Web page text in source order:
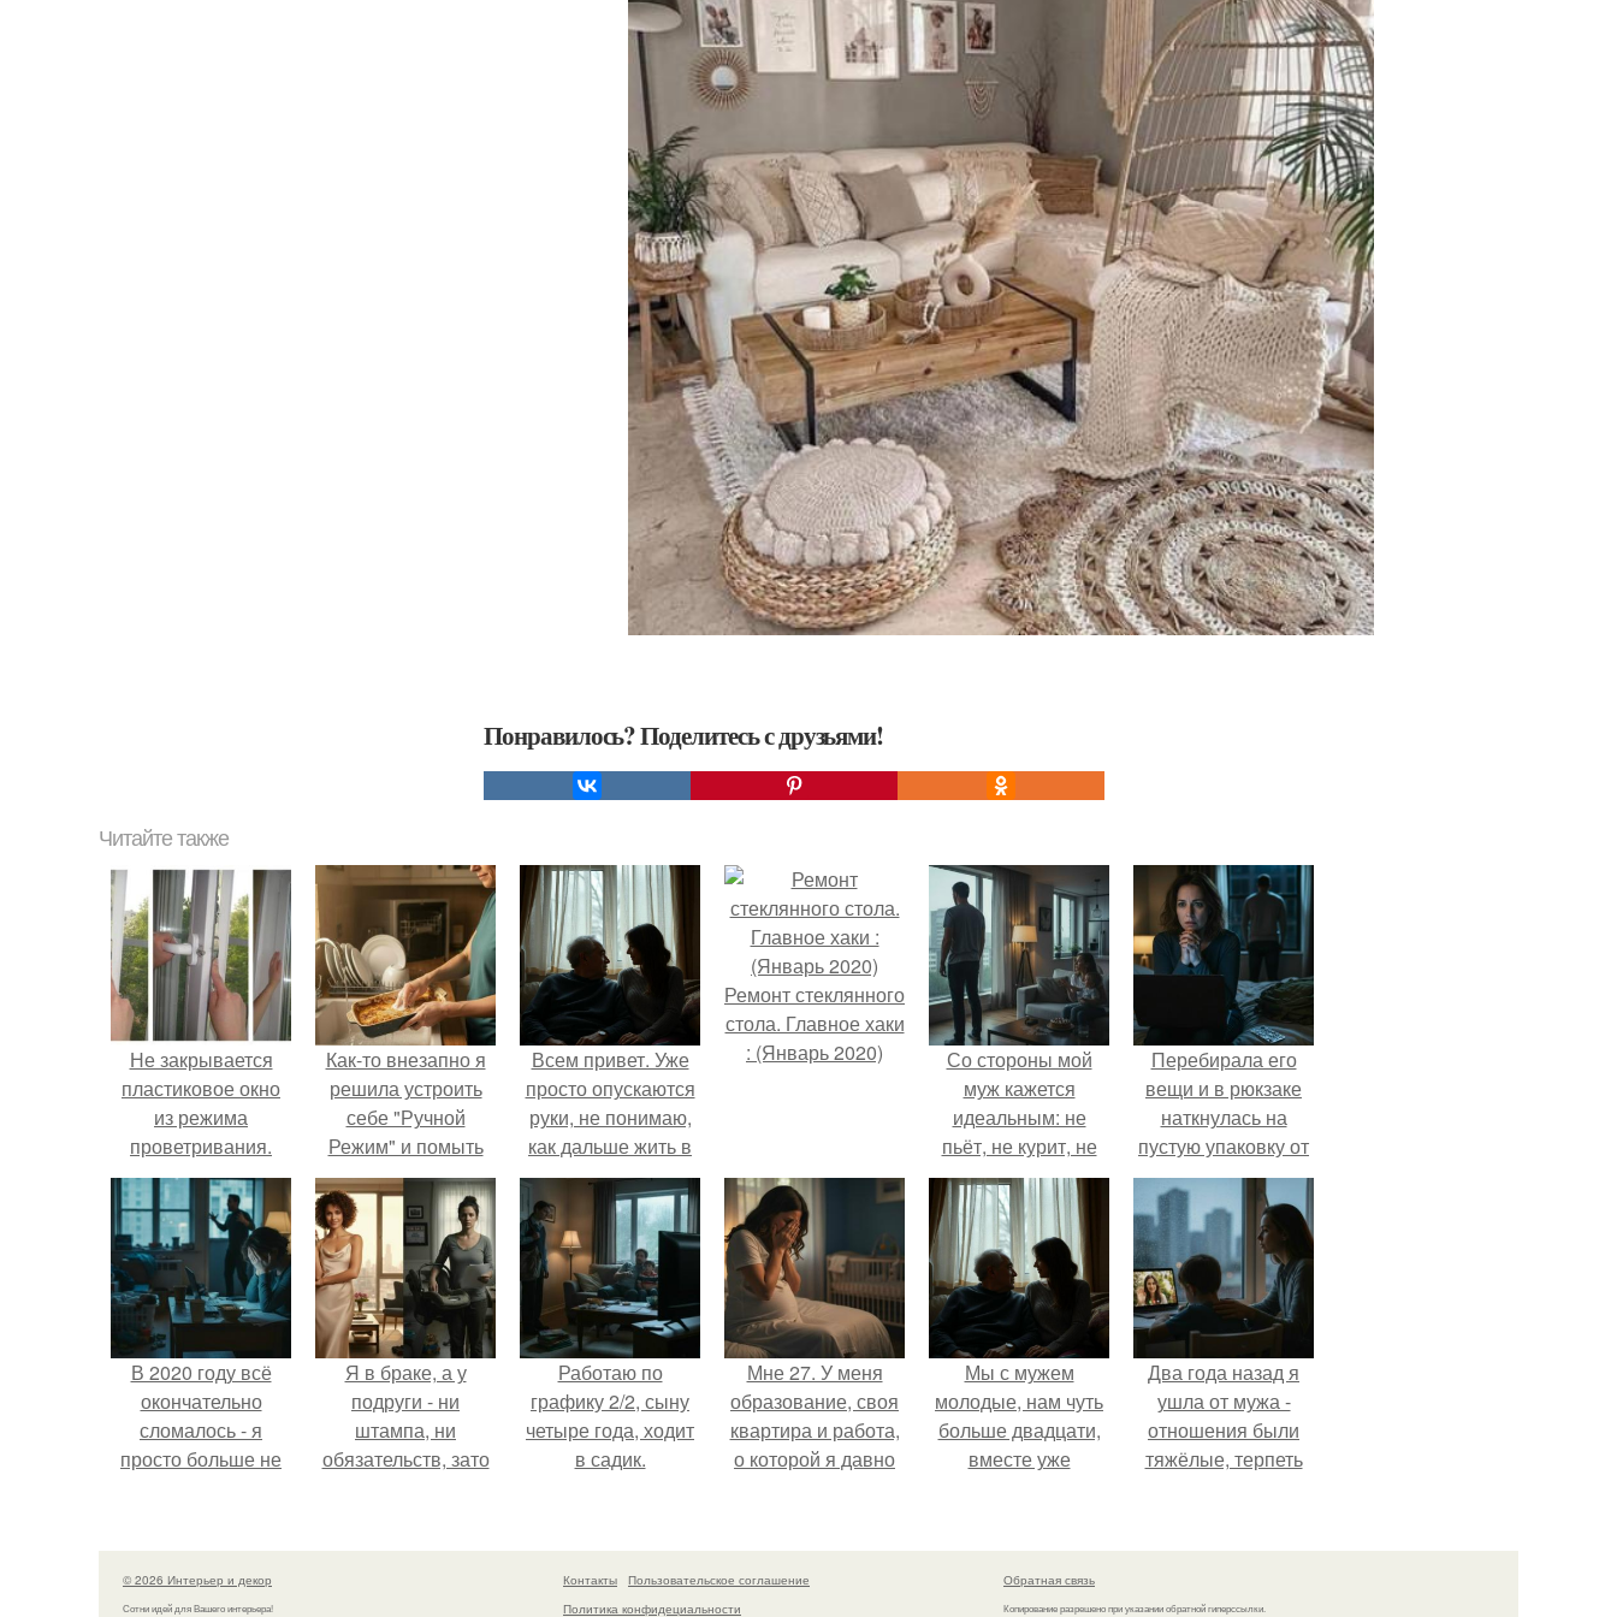
Понравилось? Поделитесь с друзьями!
Читайте также
Не закрывается
пластиковое окно
из режима
проветривания.
Ручку заклинило в
верхнем, откидном
положении
Как-то внезапно я
решила устроить
себе "Ручной
Режим" и помыть
посуду без помощи
техники.
Всем привет. Уже
просто опускаются
руки, не понимаю,
как дальше жить в
этой ситуации.
Ремонт стеклянного
стола. Главное хаки
: (Январь 2020)
Со стороны мой
муж кажется
идеальным: не
пьёт, не курит, не
даёт поводов для
ревности, с
ребёнком
справляется
отлично, да и
готовит лучше
многих.
Перебирала его
вещи и в рюкзаке
наткнулась на
пустую упаковку от
каких-то таблеток.
В 2020 году всё
окончательно
сломалось - я
просто больше не
Я в браке, а у
подруги - ни
штампа, ни
обязательств, зато
ей подарил
Работаю по
графику 2/2, сыну
четыре года, ходит
в садик.
Мне 27. У меня
образование, своя
квартира и работа,
о которой я давно
Мы с мужем
молодые, нам чуть
больше двадцати,
вместе уже
- сыну всего год.
Два года назад я
ушла от мужа -
отношения были
тяжёлые, терпеть
© 2026 Интерьер и декор
Сотни идей для Вашего интерьера!
Контакты
Пользовательское соглашение
Политика конфидециальности
Обратная связь
Копирование разрешено при указании обратной гиперссылки.